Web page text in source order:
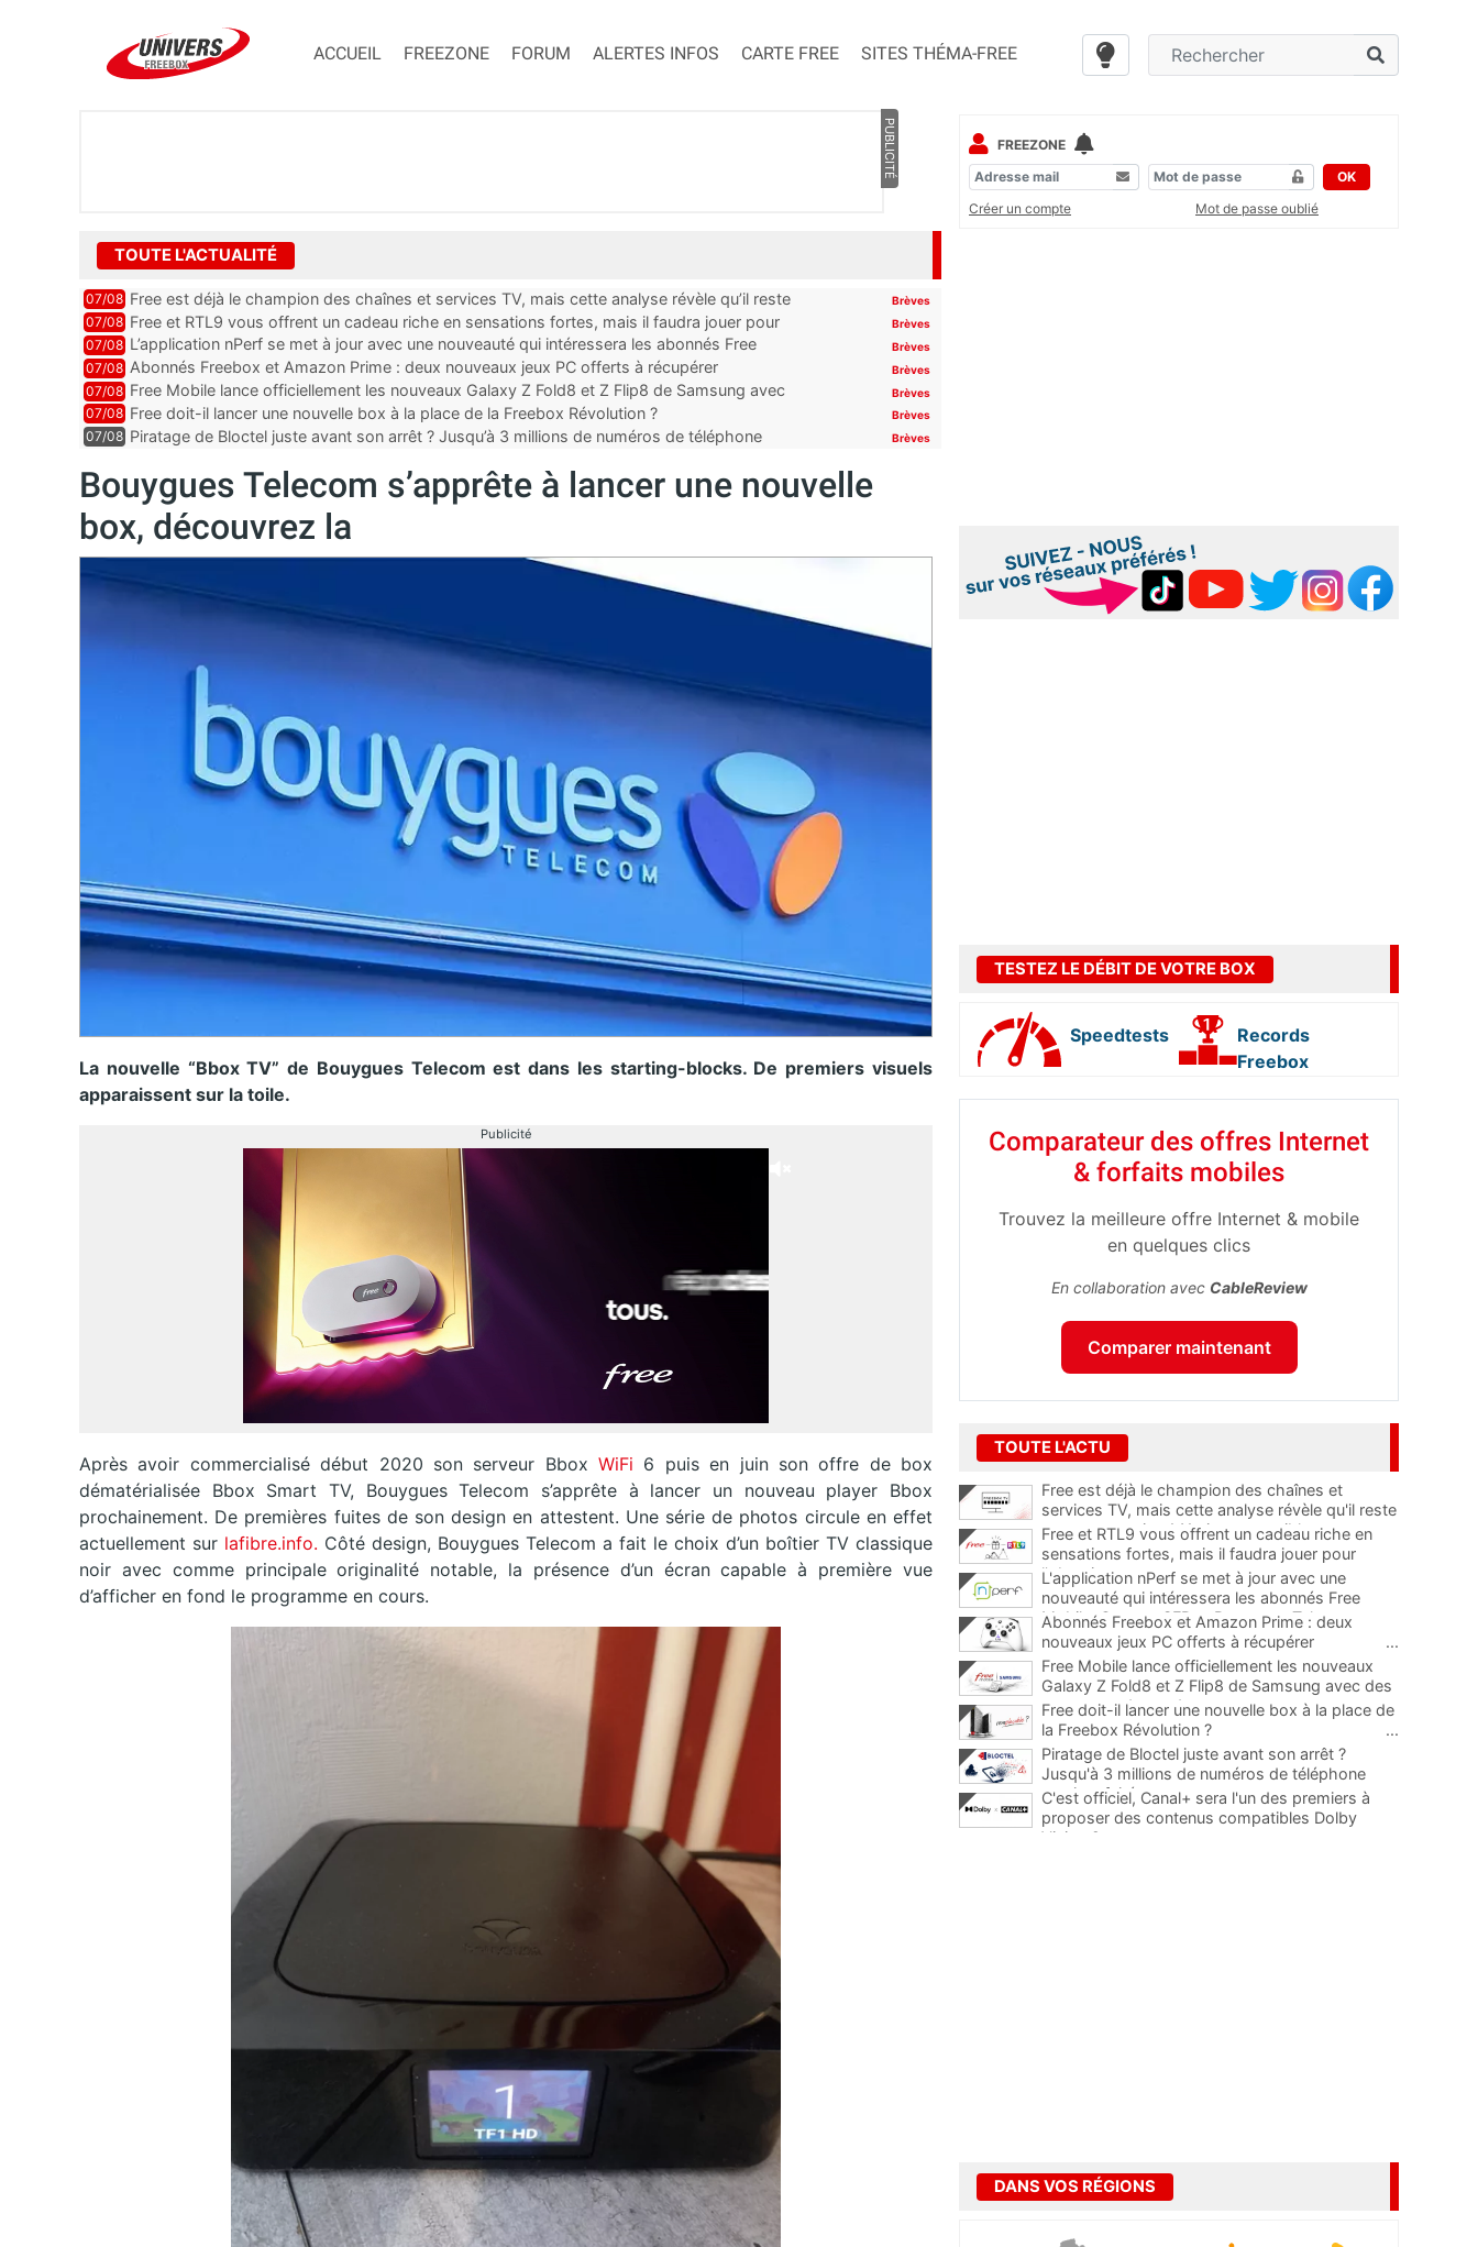
ACCUEIL FREEZONE FORUM ALERTES INFOS CARTE FREE SITES THÉMA-FREE
PUBLICITÉ
TOUTE L'ACTUALITÉ
07/08 Free est déjà le champion des chaînes et services TV, mais cette analyse révèle qu’il reste
encore au moin...
Brèves
07/08 Free et RTL9 vous offrent un cadeau riche en sensations fortes, mais il faudra jouer pour
l’obtenir
Brèves
07/08 L’application nPerf se met à jour avec une nouveauté qui intéressera les abonnés Free
Mobile, Orange, SFR ...
Brèves
07/08 Abonnés Freebox et Amazon Prime : deux nouveaux jeux PC offerts à récupérer Brèves
07/08 Free Mobile lance officiellement les nouveaux Galaxy Z Fold8 et Z Flip8 de Samsung avec
des promos et des cadeaux
Brèves
07/08 Free doit-il lancer une nouvelle box à la place de la Freebox Révolution ? Brèves
07/08 Piratage de Bloctel juste avant son arrêt ? Jusqu’à 3 millions de numéros de téléphone
Brèves
Bouygues Telecom s’apprête à lancer une nouvelle
box, découvrez la
La nouvelle “Bbox TV” de Bouygues Telecom est dans les starting-blocks. De premiers visuels
apparaissent sur la toile.
Publicité
Après avoir commercialisé début 2020 son serveur Bbox WiFi 6 puis en juin son offre de box
dématérialisée Bbox Smart TV, Bouygues Telecom s’apprête à lancer un nouveau player Bbox
prochainement. De premières fuites de son design en attestent. Une série de photos circule en effet
actuellement sur lafibre.info. Côté design, Bouygues Telecom a fait le choix d’un boîtier TV classique
noir avec comme principale originalité notable, la présence d’un écran capable à première vue
d’afficher en fond le programme en cours.
FREEZONE
OK
Créer un compte
Mot de passe oublié
TESTEZ LE DÉBIT DE VOTRE BOX
Speedtests
Records
Freebox
Comparateur des offres Internet
& forfaits mobiles
Trouvez la meilleure offre Internet & mobile
en quelques clics
En collaboration avec CableReview
Comparer maintenant
TOUTE L'ACTU
Free est déjà le champion des chaînes et
services TV, mais cette analyse révèle qu'il reste
encore au moins 141 ajouts possibles
Free et RTL9 vous offrent un cadeau riche en
sensations fortes, mais il faudra jouer pour
l'obtenir
L'application nPerf se met à jour avec une
nouveauté qui intéressera les abonnés Free
Mobile, Orange, SFR et Bouygues Telecom
Abonnés Freebox et Amazon Prime : deux
nouveaux jeux PC offerts à récupérer
...
Free Mobile lance officiellement les nouveaux
Galaxy Z Fold8 et Z Flip8 de Samsung avec des
promos et des cadeaux
...
Free doit-il lancer une nouvelle box à la place de
la Freebox Révolution ?
...
Piratage de Bloctel juste avant son arrêt ?
Jusqu'à 3 millions de numéros de téléphone
auraient fuité
C'est officiel, Canal+ sera l'un des premiers à
proposer des contenus compatibles Dolby
Vision 2
DANS VOS RÉGIONS